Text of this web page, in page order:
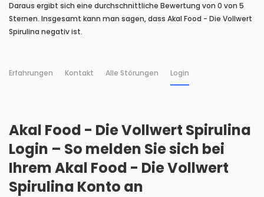
Daraus ergibt sich eine durchschnittliche Bewertung von 0 von 5
Sternen. Insgesamt kann man sagen, dass Akal Food - Die Vollwert
Spirulina negativ ist.
Erfahrungen Kontakt Alle Störungen Login
Akal Food - Die Vollwert Spirulina
Login – So melden Sie sich bei
Ihrem Akal Food - Die Vollwert
Spirulina Konto an